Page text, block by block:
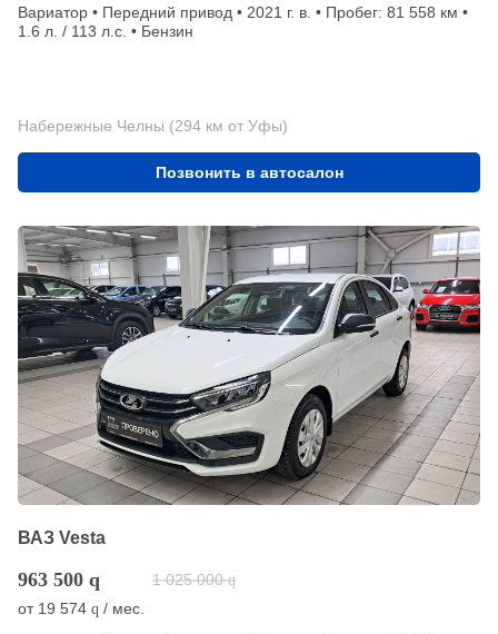
Вариатор • Передний привод • 2021 г. в. • Пробег: 81 558 км •
1.6 л. / 113 л.с. • Бензин
Набережные Челны (294 км от Уфы)
Позвонить в автосалон
ВАЗ Vesta
963 500 q 1 025 000 q
от 19 574 q / мес.